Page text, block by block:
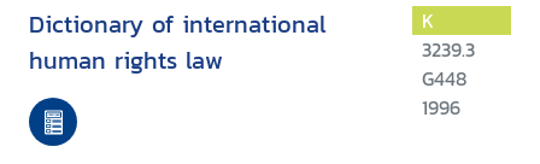
Dictionary of international
human rights law
K
3239.3
G448
1996